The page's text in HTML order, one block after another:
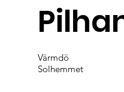
Värmdö
Solhemmet